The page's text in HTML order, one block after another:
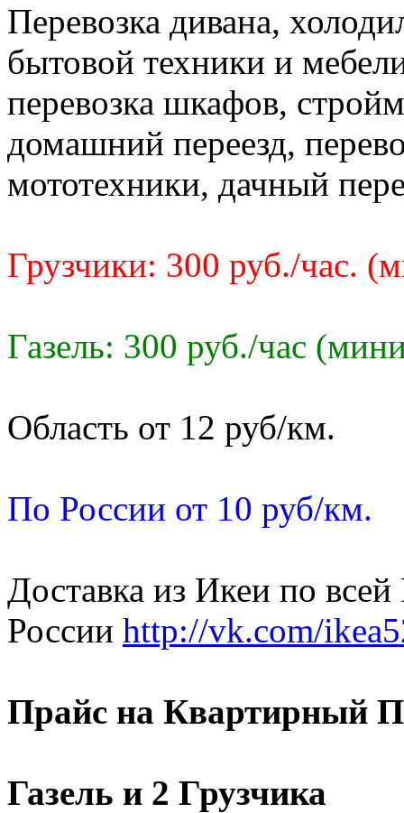
Перевозка дивана,
бытовой техники и
перевозка шкафов,
домашний переезд,
мототехники, дачный
Грузчики: 300 руб./час.
Газель: 300 руб./час
Область от 12 руб/км.
По России от 10 руб/км.
Доставка из Икеи по
России http://vk.com/
Прайс на Квартирный
Газель и 2 Грузчика